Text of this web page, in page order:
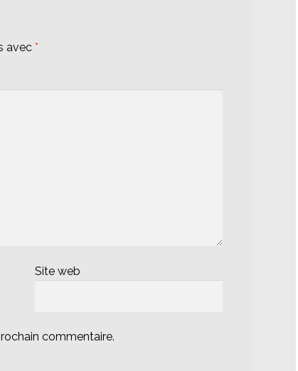
avec *
Site web
commentaire.